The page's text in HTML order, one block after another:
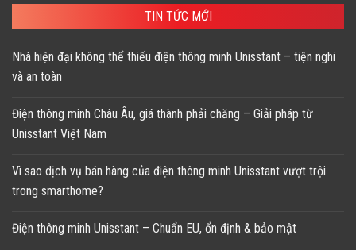
TIN TỨC MỚI
Nhà hiện đại không thể thiếu điện thông minh Unisstant – tiện nghi
và an toàn
Điện thông minh Châu Âu, giá thành phải chăng – Giải pháp từ
Unisstant Việt Nam
Vì sao dịch vụ bán hàng của điện thông minh Unisstant vượt trội
trong smarthome?
Điện thông minh Unisstant – Chuẩn EU, ổn định & bảo mật